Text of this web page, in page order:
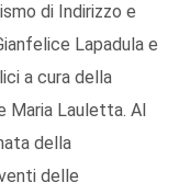
di Indirizzo e
Lapadula e
a cura della
Lauletta. Al
della
delle